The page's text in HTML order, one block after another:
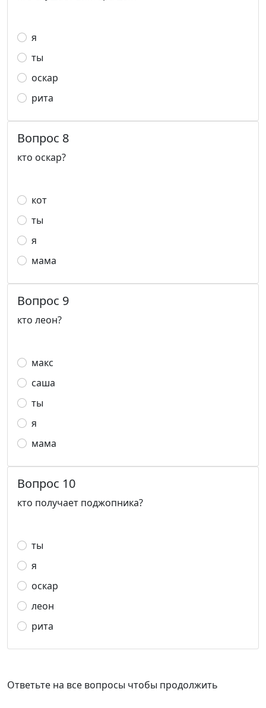
я
ты
оскар
рита
Вопрос 8
кто оскар?
кот
ты
я
мама
Вопрос 9
кто леон?
макс
саша
ты
я
мама
Вопрос 10
кто получает поджопника?
ты
я
оскар
леон
рита
Ответьте на все вопросы чтобы продолжить